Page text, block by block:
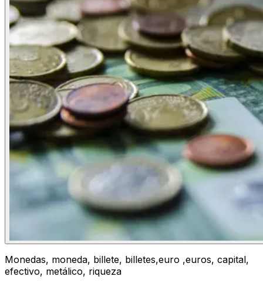
Monedas, moneda, billete, billetes,euro ,euros, capital,
efectivo, metálico, riqueza